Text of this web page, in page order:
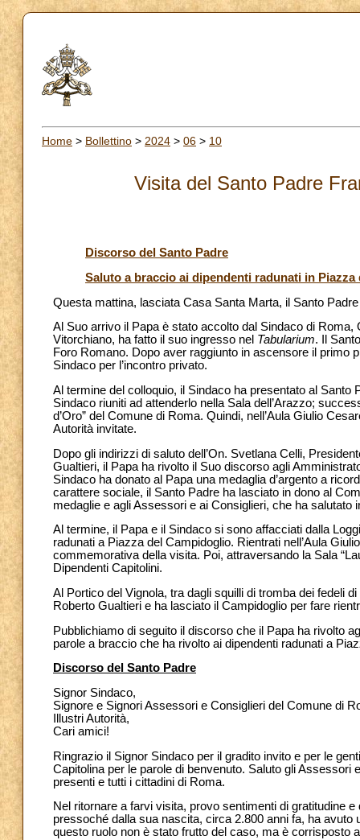
Home > Bollettino > 2024 > 06 > 10
Visita del Santo Padre
Discorso del Santo Padre
Saluto a braccio ai dipendenti radunati in Piazza
Questa mattina, lasciata Casa Santa Marta, il Santo
Al Suo arrivo il Papa è stato accolto dal Sindaco di
Vitorchiano, ha fatto il suo ingresso nel Tabularium. Il
Foro Romano. Dopo aver raggiunto in ascensore il primo
Sindaco per l’incontro privato.
Al termine del colloquio, il Sindaco ha presentato al
Sindaco riuniti ad attenderlo nella Sala dell’Arazzo;
d’Oro” del Comune di Roma. Quindi, nell’Aula Giulio
Autorità invitate.
Dopo gli indirizzi di saluto dell’On. Svetlana Celli,
Gualtieri, il Papa ha rivolto il Suo discorso agli
Sindaco ha donato al Papa una medaglia d’argento a
carattere sociale, il Santo Padre ha lasciato in dono al
medaglie e agli Assessori e ai Consiglieri, che ha
Al termine, il Papa e il Sindaco si sono affacciati dalla
radunati a Piazza del Campidoglio. Rientrati nell’Aula
commemorativa della visita. Poi, attraversando la Sala
Dipendenti Capitolini.
Al Portico del Vignola, tra dagli squilli di tromba dei fedeli
Roberto Gualtieri e ha lasciato il Campidoglio per fare
Pubblichiamo di seguito il discorso che il Papa ha rivolto
parole a braccio che ha rivolto ai dipendenti radunati a
Discorso del Santo Padre
Signor Sindaco,
Signore e Signori Assessori e Consiglieri del Comune di
Illustri Autorità,
Cari amici!
Ringrazio il Signor Sindaco per il gradito invito e per le
Capitolina per le parole di benvenuto. Saluto gli
presenti e tutti i cittadini di Roma.
Nel ritornare a farvi visita, provo sentimenti di gratitudine
pressoché dalla sua nascita, circa 2.800 anni fa, ha
questo ruolo non è stato frutto del caso, ma è corrisposto